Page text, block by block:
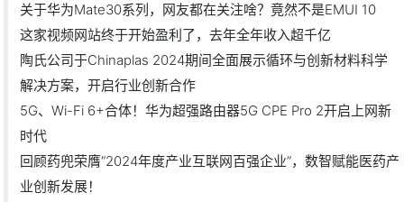
关于华为Mate30系列，网友都在关注啥？竟然不是EMUI 10
这家视频网站终于开始盈利了，去年全年收入超千亿
陶氏公司于Chinaplas 2024期间全面展示循环与创新材料科学
解决方案，开启行业创新合作
5G、Wi-Fi 6+合体！华为超强路由器5G CPE Pro 2开启上网新
时代
回顾药兜荣膺“2024年度产业互联网百强企业”，数智赋能医药产
业创新发展！